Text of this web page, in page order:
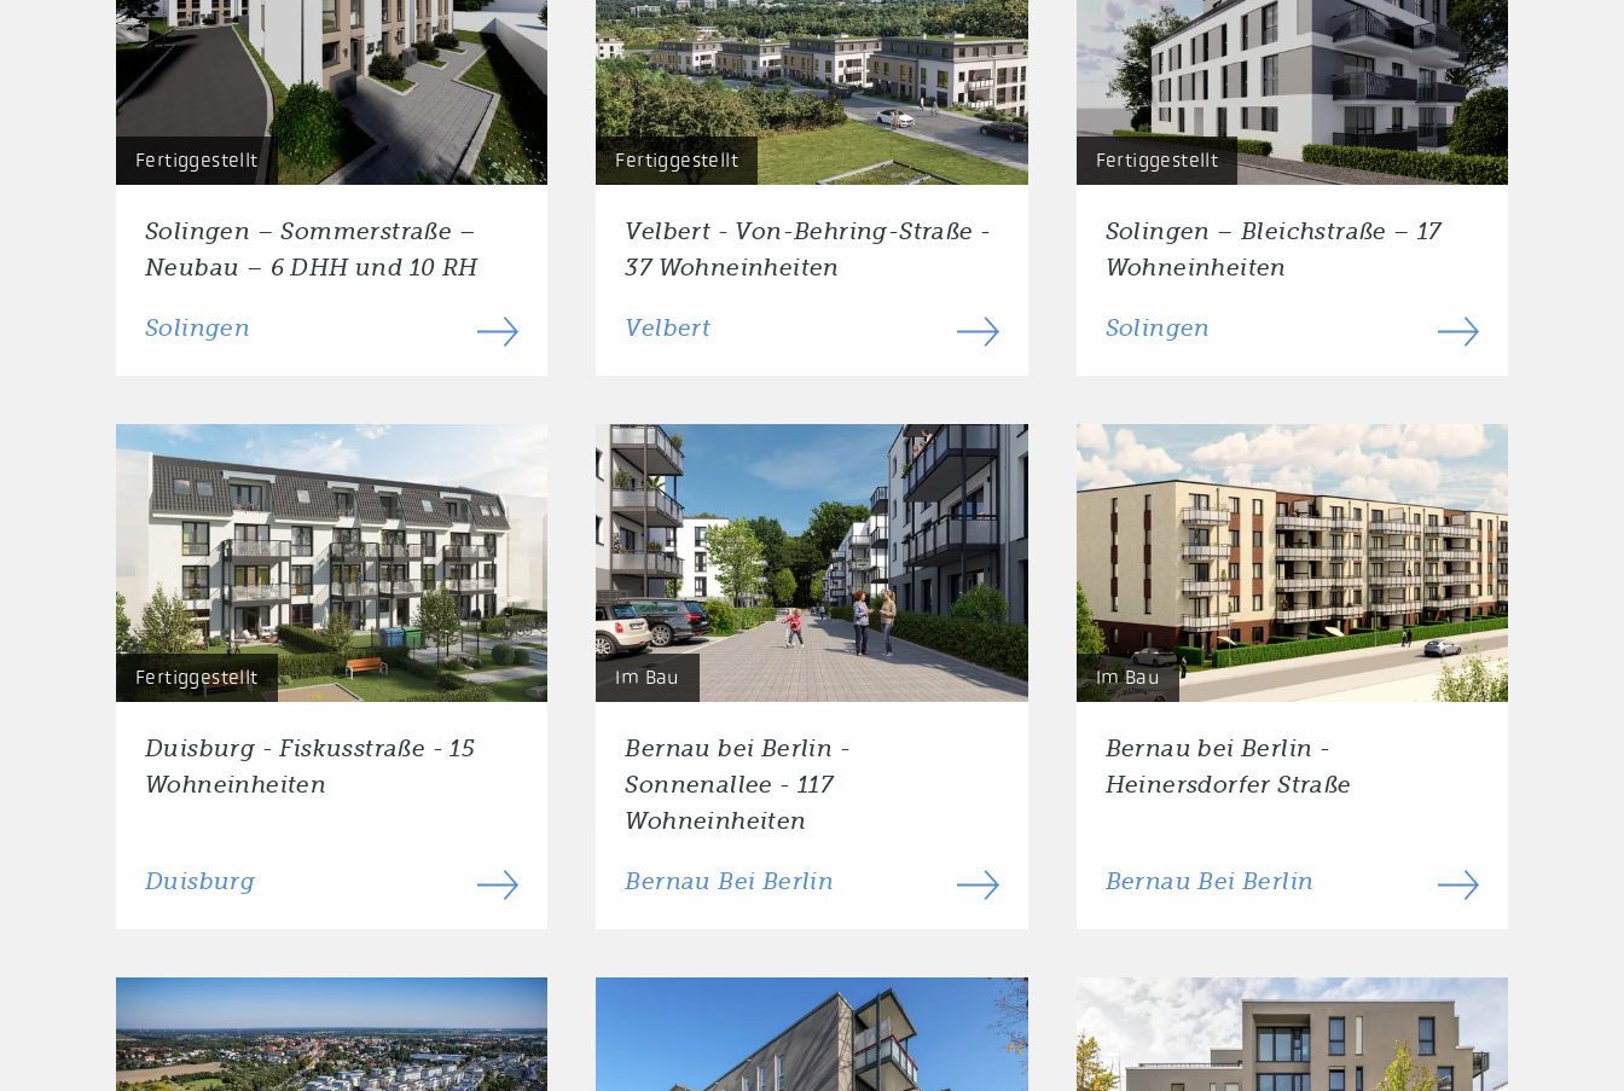
Fertiggestellt
Solingen – Sommerstraße –
Neubau – 6 DHH und 10 RH
Solingen
Fertiggestellt
Velbert - Von-Behring-Straße -
37 Wohneinheiten
Velbert
Fertiggestellt
Solingen – Bleichstraße – 17
Wohneinheiten
Solingen
Fertiggestellt
Duisburg - Fiskusstraße - 15
Wohneinheiten
Duisburg
Im Bau
Bernau bei Berlin -
Sonnenallee - 117
Wohneinheiten
Bernau Bei Berlin
Im Bau
Bernau bei Berlin -
Heinersdorfer Straße
Bernau Bei Berlin